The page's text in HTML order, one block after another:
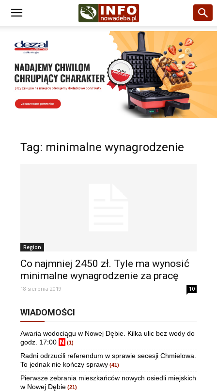
Tag: minimalne wynagrodzenie
Region
Co najmniej 2450 zł. Tyle ma wynosić
minimalne wynagrodzenie za pracę
18 sierpnia 2019 10
WIADOMOŚCI
Awaria wodociągu w Nowej Dębie. Kilka ulic bez wody do
godz. 17:00 N (1)
Radni odrzucili referendum w sprawie secesji Chmielowa.
To jednak nie kończy sprawy (41)
Pierwsze zebrania mieszkańców nowych osiedli miejskich
w Nowej Dębie (21)